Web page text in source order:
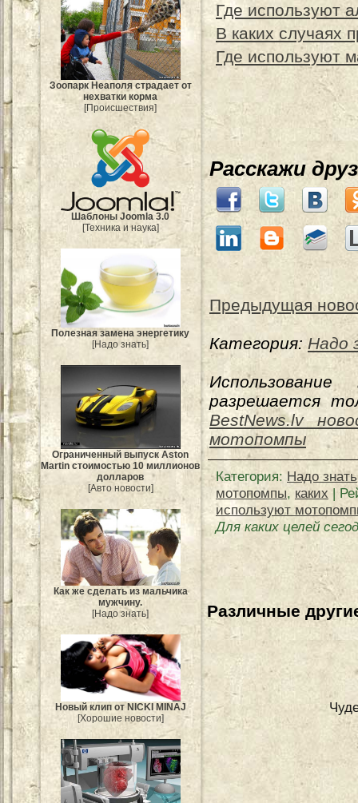
Зоопарк Неаполя страдает от
нехватки корма
[Происшествия]
Шаблоны Joomla 3.0
[Техника и наука]
Полезная замена энергетику
[Надо знать]
Ограниченный выпуск Aston
Martin стоимостью 10 миллионов
долларов
[Авто новости]
Как же сделать из мальчика
мужчину.
[Надо знать]
Новый клип от NICKI MINAJ
[Хорошие новости]
Где используют
В каких случаях
Где используют
Расскажи
Предыдущая
Категория: Надо
разрешается
BestNews.lv
мотопомпы
Категория: Надо знать
мотопомпы, каких |
используют
Для каких целей
Различные